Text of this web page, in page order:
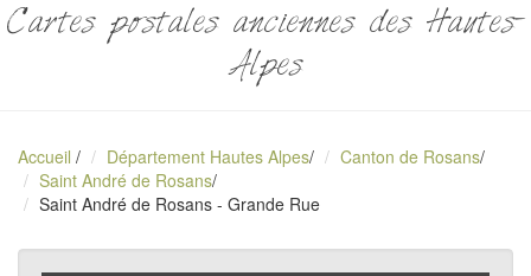
Cartes postales anciennes des Hautes-
Alpes
Accueil / Département Hautes Alpes/ Canton de Rosans/
Saint André de Rosans/
Saint André de Rosans - Grande Rue